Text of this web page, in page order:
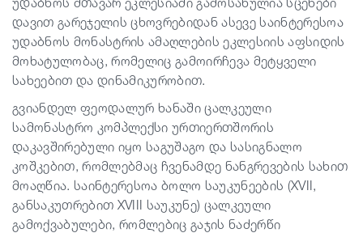
დავით გარეჯელის ცხოვრებიდან ასევე საინტერესოა
უდაბნოს მონასტრის ამაღლების ეკლესიის აფსიდის
მოხატულობაც, რომელიც გამოირჩევა მეტყველი
სახეებით და დინამიკურობით.
გვიანდელ ფეოდალურ ხანაში ცალკეული
სამონასტრო კომპლექსი ურთიერთშორის
დაკავშირებული იყო საგუშაგო და სასიგნალო
კოშკებით, რომლებმაც ჩვენამდე ნანგრევების სახით
მოაღწია. საინტერესოა ბოლო საუკუნეების (XVII,
განსაკუთრებით XVIII საუკუნე) ცალკეული
გამოქვაბულები, რომლებიც გაჯის ნაძერწი